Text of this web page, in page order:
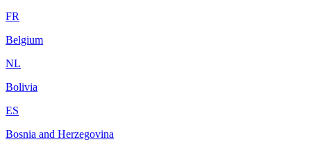
FR
Belgium
NL
Bolivia
ES
Bosnia and Herzegovina